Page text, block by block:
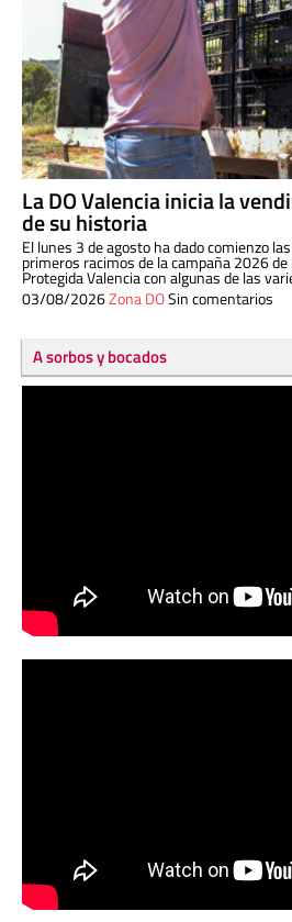
La DO Valencia inicia la
de su historia
El lunes 3 de agosto ha dado comienzo
primeros racimos de la campaña 2026
Protegida Valencia con algunas de las
03/08/2026Zona DOSin comentarios
A sorbos y bocados